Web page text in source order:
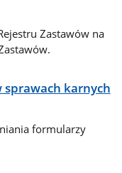
Zastawów na
sprawach karnych
formularzy